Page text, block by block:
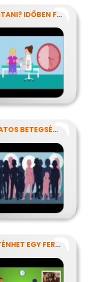
GYÓGYÍTANI? IDŐBEN FELISMERNI!
DAGANATOS BETEGSÉGEK
MI TÖRTÉNHET EGY FERDE ÉJSZAKÁN?